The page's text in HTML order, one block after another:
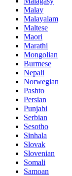
Malay
Malayalam
Maltese
Maori
Marathi
Mongolian
Burmese
Nepali
Norwegian
Pashto
Persian
Punjabi
Serbian
Sesotho
Sinhala
Slovak
Slovenian
Somali
Samoan